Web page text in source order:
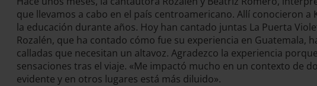
que llevamos a cabo en el país centroamericano. Allí conocieron
la educación durante años. Hoy han cantado juntas La Puerta
Rozalén, que ha contado cómo fue su experiencia en
calladas que necesitan un altavoz. Agradezco la experiencia
sensaciones tras el viaje. «Me impactó mucho en un contexto de
evidente y en otros lugares está más diluido».